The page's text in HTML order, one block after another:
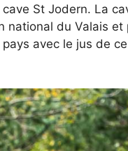
St Jodern. La
du Valais et
avec le jus de